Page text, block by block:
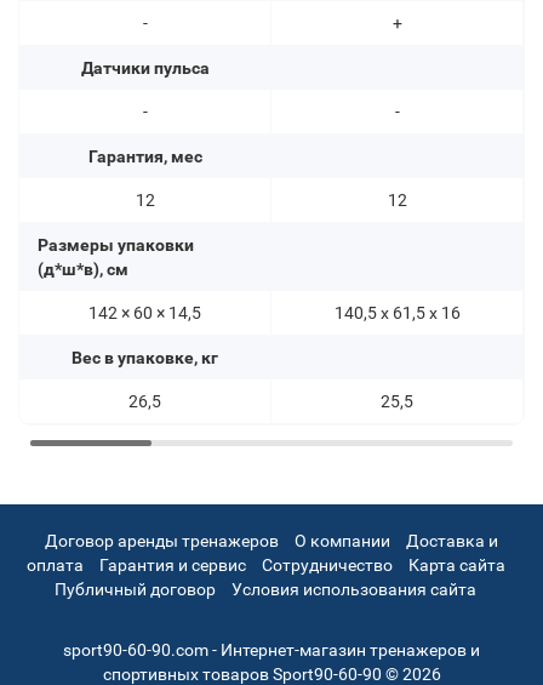
-
Датчики пульса
-
Гарантия, мес
12
Размеры упаковки
(д*ш*в), см
142 × 60 × 14,5
Вес в упаковке, кг
26,5
+
-
12
140,5 х 61,5 х 16
25,5
Договор аренды тренажеров О компании
Доставка и
оплата
Гарантия и сервис Сотрудничество
Карта сайта
Публичный договор
Условия использования сайта
sport90-60-90.com - Интернет-магазин тренажеров и
спортивных товаров Sport90-60-90 © 2026